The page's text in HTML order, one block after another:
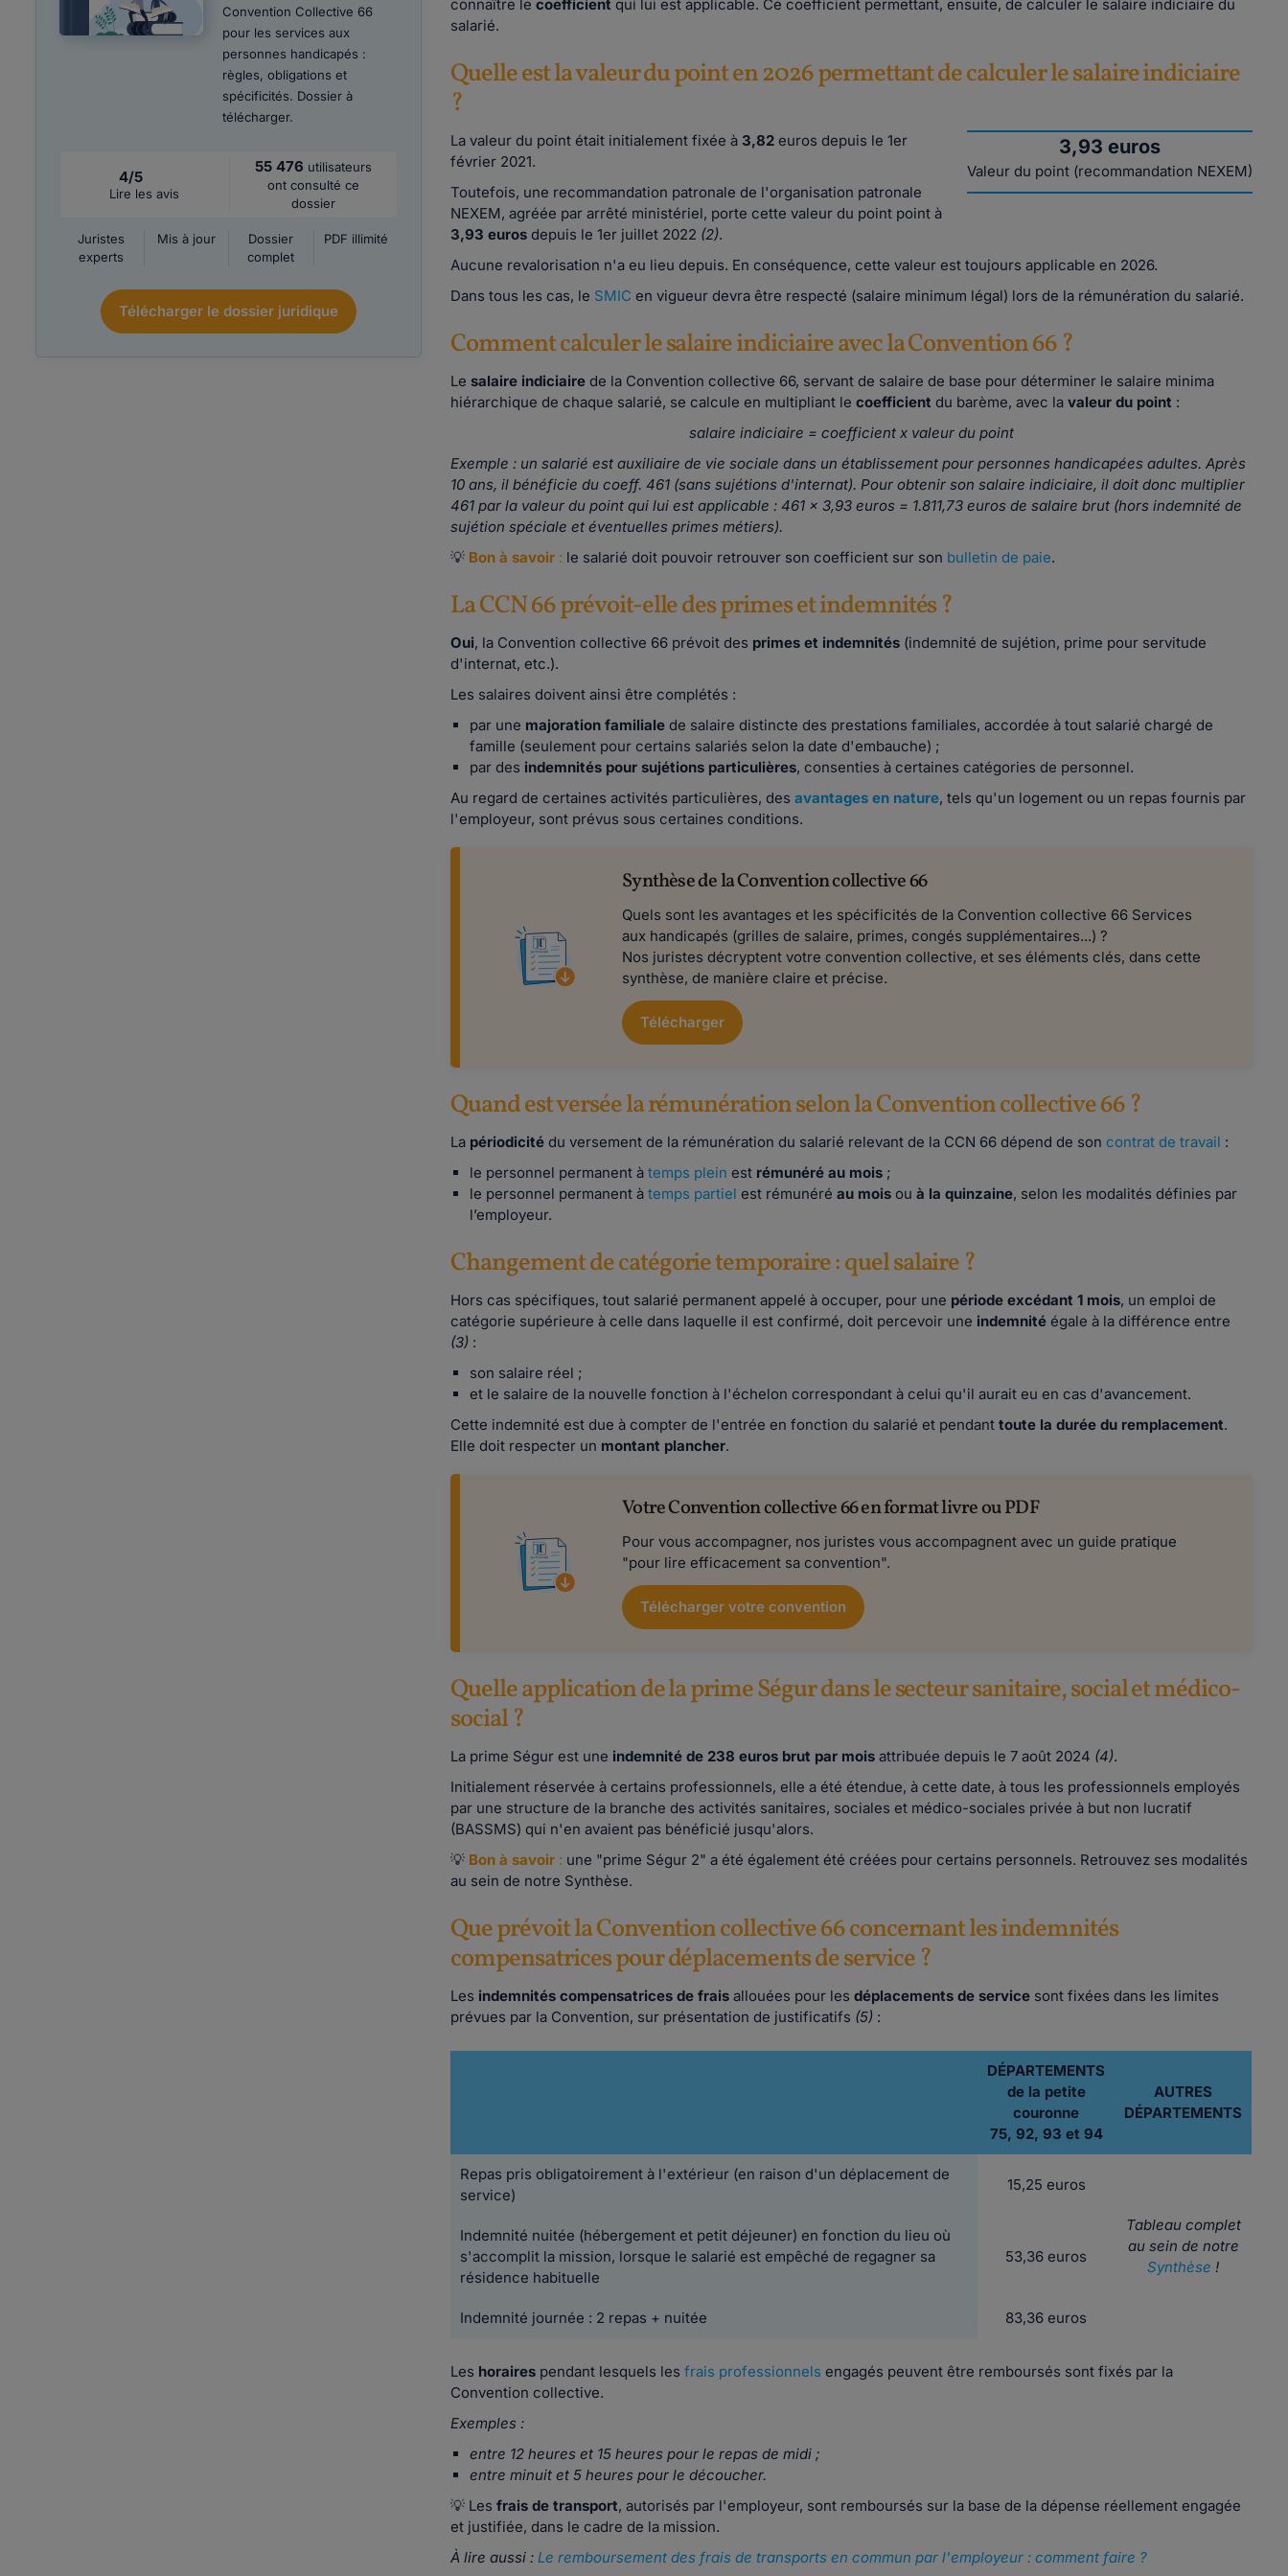
Convention Collective 66
pour les services aux
personnes handicapés :
règles, obligations et
spécificités. Dossier à
télécharger.
4/5
Lire les avis
55 476 utilisateurs
ont consulté ce
dossier
Juristes
experts
Mis à jour
Dossier
complet
PDF illimité
Télécharger le dossier juridique
connaître lecoefficient qui lui est applicable. Ce coefficient permettant, ensuite, de calculer le salaire indiciaire du
salarié.
Quelle est la valeur du point en 2026 permettant de calculer le salaire indiciaire
?
3,93 euros
Valeur du point (recommandation NEXEM)
La valeur du point était initialement fixée à 3,82 euros depuis le 1er
février 2021.
Toutefois, une recommandation patronale de l'organisation patronale
NEXEM, agréée par arrêté ministériel, porte cette valeur du point point à
3,93 euros depuis le 1er juillet 2022 (2).
Aucune revalorisation n'a eu lieu depuis. En conséquence, cette valeur est toujours applicable en 2026.
Dans tous les cas, le SMIC en vigueur devra être respecté (salaire minimum légal) lors de la rémunération du salarié.
Comment calculer le salaire indiciaire avec la Convention 66 ?
Le salaire indiciaire de la Convention collective 66, servant de salaire de base pour déterminer le salaire minima
hiérarchique de chaque salarié, se calcule en multipliant lecoefficient du barème, avec lavaleur du point :
salaire indiciaire = coefficient x valeur du point
Exemple : un salarié est auxiliaire de vie sociale dans un établissement pour personnes handicapées adultes. Après
10 ans, il bénéficie du coeff. 461 (sans sujétions d'internat). Pour obtenir son salaire indiciaire, il doit donc multiplier
461 par la valeur du point qui lui est applicable : 461 x 3,93 euros = 1.811,73 euros de salaire brut (hors indemnité de
sujétion spéciale et éventuelles primes métiers).
💡 Bon à savoir : le salarié doit pouvoir retrouver son coefficient sur son bulletin de paie.
La CCN 66 prévoit-elle des primes et indemnités ?
Oui, la Convention collective 66 prévoit des primes et indemnités (indemnité de sujétion, prime pour servitude
d'internat, etc.).
Les salaires doivent ainsi être complétés :
par une majoration familiale de salaire distincte des prestations familiales, accordée à tout salarié chargé de
famille (seulement pour certains salariés selon la date d'embauche) ;
par des indemnités pour sujétions particulières, consenties à certaines catégories de personnel.
Au regard de certaines activités particulières, des avantages en nature, tels qu'un logement ou un repas fournis par
l'employeur, sont prévus sous certaines conditions.
Synthèse de la Convention collective 66
Quels sont les avantages et les spécificités de la Convention collective 66 Services
aux handicapés (grilles de salaire, primes, congés supplémentaires...) ?
Nos juristes décryptent votre convention collective, et ses éléments clés, dans cette
synthèse, de manière claire et précise.
Télécharger
Quand est versée la rémunération selon la Convention collective 66 ?
La périodicité du versement de la rémunération du salarié relevant de la CCN 66 dépend de soncontrat de travail :
le personnel permanent àtemps plein est rémunéré au mois ;
le personnel permanent à temps partiel est rémunéréau mois ouà la quinzaine, selon les modalités définies par
l’employeur.
Changement de catégorie temporaire : quel salaire ?
Hors cas spécifiques, tout salarié permanent appelé à occuper, pour une période excédant 1 mois, un emploi de
catégorie supérieure à celle dans laquelle il est confirmé, doit percevoir une indemnité égale à la différence entre
(3) :
son salaire réel ;
et le salaire de la nouvelle fonction à l'échelon correspondant à celui qu'il aurait eu en cas d'avancement.
Cette indemnité est due à compter de l'entrée en fonction du salarié et pendant toute la durée du remplacement.
Elle doit respecter un montant plancher.
Votre Convention collective 66 en format livre ou PDF
​​Pour vous accompagner, nos juristes vous accompagnent avec un guide pratique
"pour lire efficacement sa convention".
Télécharger votre convention
Quelle application de la prime Ségur dans le secteur sanitaire, social et médico-
social ?
La prime Ségur est une indemnité de 238 euros brut par mois attribuée depuis le 7 août 2024 (4).
Initialement réservée à certains professionnels, elle a été étendue, à cette date, à tous les professionnels employés
par une structure de la branche des activités sanitaires, sociales et médico-sociales privée à but non lucratif
(BASSMS) qui n'en avaient pas bénéficié jusqu'alors.
💡 Bon à savoir : une "prime Ségur 2" a été également été créées pour certains personnels. Retrouvez ses modalités
au sein de notre Synthèse.
Que prévoit la Convention collective 66 concernant les indemnités
compensatrices pour déplacements de service ?
Les indemnités compensatrices de fraisallouées pour lesdéplacements de service sont fixées dans les limites
prévues par la Convention, sur présentation de justificatifs (5) :
DÉPARTEMENTS
de la petite
couronne
75, 92, 93 et 94
AUTRES
DÉPARTEMENTS
Repas pris obligatoirement à l'extérieur (en raison d'un déplacement de
service)
15,25 euros
Tableau complet
au sein de notre
Synthèse !
Indemnité nuitée (hébergement et petit déjeuner) en fonction du lieu où
s'accomplit la mission, lorsque le salarié est empêché de regagner sa
résidence habituelle
53,36 euros
Indemnité journée : 2 repas + nuitée 83,36 euros
Les horaires pendant lesquels lesfrais professionnels engagés peuvent être remboursés sont fixés par la
Convention collective.
Exemples :
entre 12 heures et 15 heures pour le repas de midi ;
entre minuit et 5 heures pour le découcher.
💡 Les frais de transport, autorisés par l'employeur, sont remboursés sur la base de la dépense réellement engagée
et justifiée, dans le cadre de la mission.
À lire aussi :Le remboursement des frais de transports en commun par l'employeur : comment faire ?